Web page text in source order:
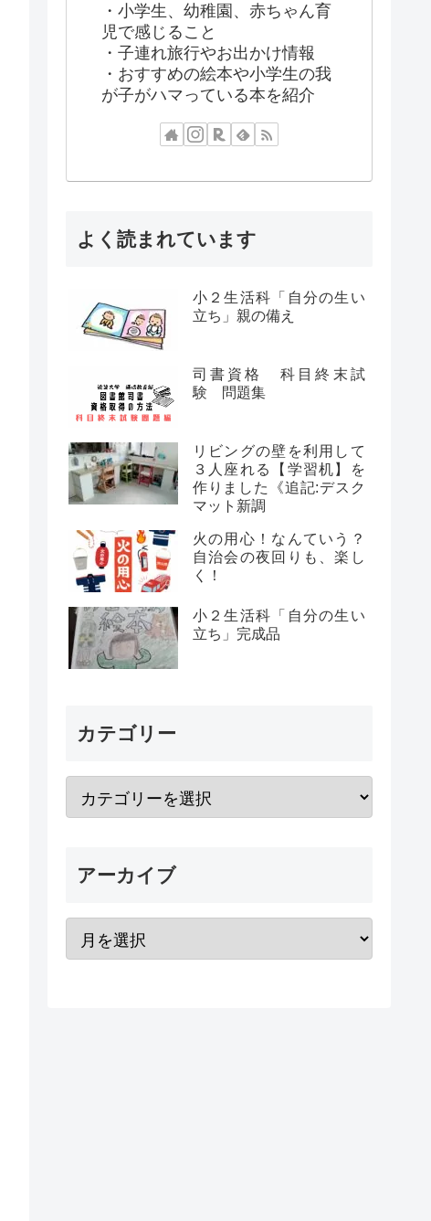
・小学生、幼稚園、赤ちゃん育
児で感じること
・子連れ旅行やお出かけ情報
・おすすめの絵本や小学生の我
が子がハマっている本を紹介
よく読まれています
小２生活科「自分の生い
立ち」親の備え
司書資格 科目終末試
験 問題集
リビングの壁を利用して
３人座れる【学習机】を
作りました《追記:デスク
マット新調
火の用心！なんていう？
自治会の夜回りも、楽し
く！
小２生活科「自分の生い
立ち」完成品
カテゴリー
アーカイブ